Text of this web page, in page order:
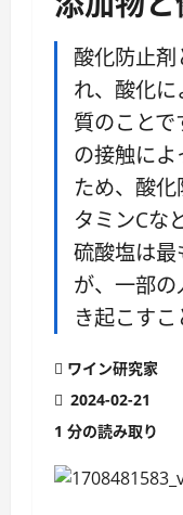
酸化防止
れ、酸化
質のことで
の接触によ
ため、酸
タミンCな
硫酸塩は
が、一部
き起こすこ
ワイン研究家
2024-02-21
1 分の読み取り